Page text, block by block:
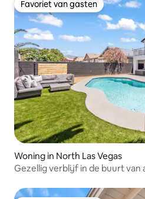
Favoriet van gasten
Favoriet van gasten
Woning in North Las Vegas
Gezellig verblijf in de buurt van